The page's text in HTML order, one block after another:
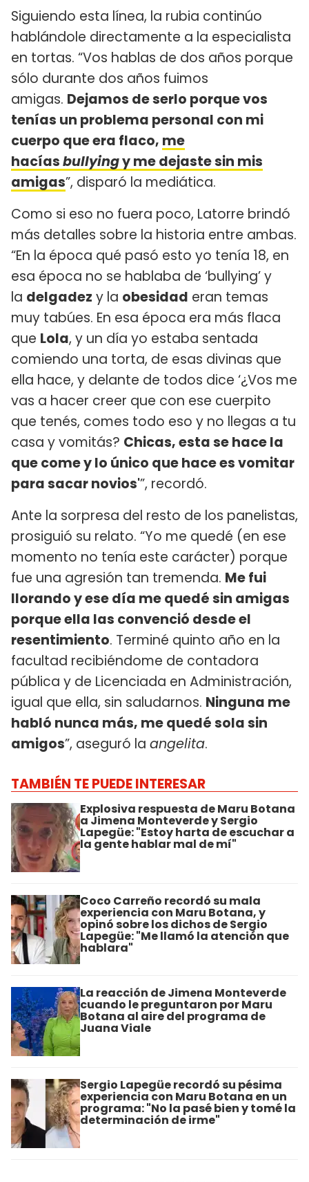
Siguiendo esta línea, la rubia continúo
hablándole directamente a la especialista
en tortas. “Vos hablas de dos años porque
sólo durante dos años fuimos
amigas. Dejamos de serlo porque vos
tenías un problema personal con mi
cuerpo que era flaco, me
hacíasbullyingy me dejaste sin mis
amigas”, disparó la mediática.
Como si eso no fuera poco, Latorre brindó
más detalles sobre la historia entre ambas.
“En la época qué pasó esto yo tenía 18, en
esa época no se hablaba de ‘bullying’ y
la delgadez y la obesidad eran temas
muy tabúes. En esa época era más flaca
que Lola, y un día yo estaba sentada
comiendo una torta, de esas divinas que
ella hace, y delante de todos dice ‘¿Vos me
vas a hacer creer que con ese cuerpito
que tenés, comes todo eso y no llegas a tu
casa y vomitás? Chicas, esta se hace la
que come y lo único que hace es vomitar
para sacar novios'”, recordó.
Ante la sorpresa del resto de los panelistas,
prosiguió su relato. “Yo me quedé (en ese
momento no tenía este carácter) porque
fue una agresión tan tremenda. Me fui
llorando y ese día me quedé sin amigas
porque ella las convenció desde el
resentimiento. Terminé quinto año en la
facultad recibiéndome de contadora
pública y de Licenciada en Administración,
igual que ella, sin saludarnos. Ninguna me
habló nunca más, me quedé sola sin
amigos”, aseguró la angelita.
TAMBIÉN TE PUEDE INTERESAR
Explosiva respuesta de Maru Botana
a Jimena Monteverde y Sergio
Lapegüe: "Estoy harta de escuchar a
la gente hablar mal de mí"
Coco Carreño recordó su mala
experiencia con Maru Botana, y
opinó sobre los dichos de Sergio
Lapegüe: "Me llamó la atención que
hablara"
La reacción de Jimena Monteverde
cuando le preguntaron por Maru
Botana al aire del programa de
Juana Viale
Sergio Lapegüe recordó su pésima
experiencia con Maru Botana en un
programa: "No la pasé bien y tomé la
determinación de irme"